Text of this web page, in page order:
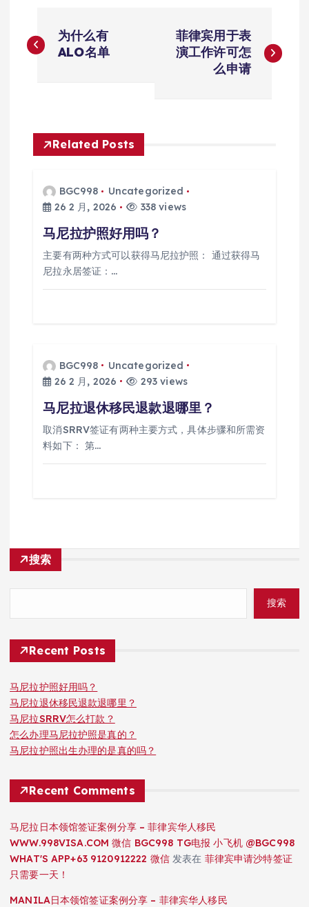
章
航
为什么有
ALO名单
菲律宾用于表
演工作许可怎
么申请
Related Posts
BGC998
Uncategorized
26 2 月, 2026
338 views
马尼拉护照好用吗？
主要有两种方式可以获得马尼拉护照： 通过获得马
尼拉永居签证：…
BGC998
Uncategorized
26 2 月, 2026
293 views
马尼拉退休移民退款退哪里？
取消SRRV签证有两种主要方式，具体步骤和所需资
料如下： 第…
搜索
搜索
Recent Posts
马尼拉护照好用吗？
马尼拉退休移民退款退哪里？
马尼拉SRRV怎么打款？
怎么办理马尼拉护照是真的？
马尼拉护照出生办理的是真的吗？
Recent Comments
马尼拉日本领馆签证案例分享 – 菲律宾华人移民
WWW.998VISA.COM 微信 BGC998 TG电报 小飞机 @BGC998
WHAT'S APP+63 9120912222 微信发表在 菲律宾申请沙特签证
只需要一天！
MANILA日本领馆签证案例分享 – 菲律宾华人移民